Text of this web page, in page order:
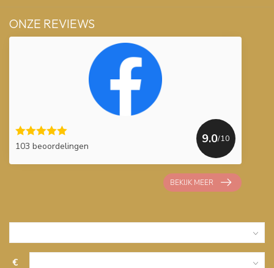
ONZE REVIEWS
103 beoordelingen
9.0/10
BEKIJK MEER
€